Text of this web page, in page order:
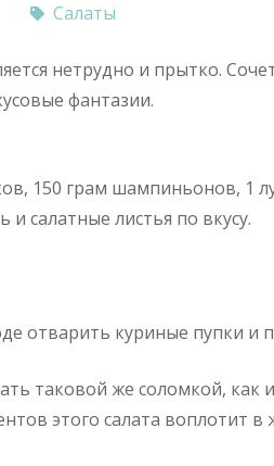
Салаты
нетрудно и прытко.
фантазии.
150 грам шампиньонов, 1
и салатные листья по вкусу.
отварить куриные пупки и
таковой же соломкой, как и
этого салата воплотит